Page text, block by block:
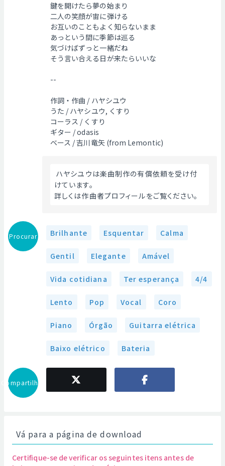
鍵を開けたら夢の始まり
二人の笑顔が宙に弾ける
お互いのこともよく知らないまま
あっという間に季節は巡る
気づけばずっと一緒だね
そう言い合える日が来たらいいな
--
作詞・作曲 / ハヤシユウ
うた / ハヤシユウ, くすり
コーラス / くすり
ギター / odasis
ベース / 吉川竜矢 (from Lemontic)
ハヤシユウは楽曲制作の有償依頼を受け付
けています。
詳しくは作曲者プロフィールをご覧ください。
Procurar Brilhante Esquentar Calma
Gentil Elegante Amável
Vida cotidiana Ter esperança 4/4
Lento Pop Vocal Coro
Piano Órgão Guitarra elétrica
Baixo elétrico Bateria
Compartilhar
Vá para a página de download
Certifique-se de verificar os seguintes itens antes de